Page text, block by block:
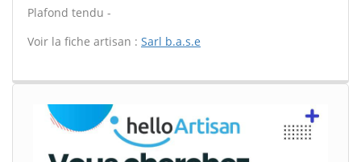
Plafond tendu -
Voir la fiche artisan : Sarl b.a.s.e